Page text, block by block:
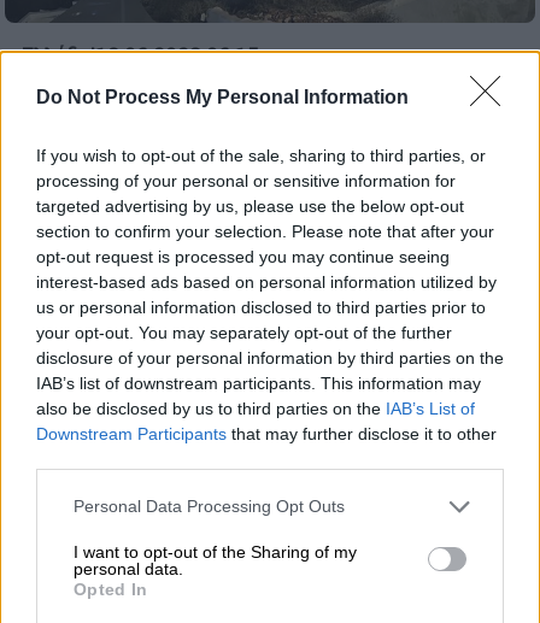
Do Not Process My Personal Information
If you wish to opt-out of the sale, sharing to third parties, or
processing of your personal or sensitive information for
targeted advertising by us, please use the below opt-out
section to confirm your selection. Please note that after your
opt-out request is processed you may continue seeing
interest-based ads based on personal information utilized by
us or personal information disclosed to third parties prior to
your opt-out. You may separately opt-out of the further
disclosure of your personal information by third parties on the
IAB’s list of downstream participants. This information may
also be disclosed by us to third parties on the IAB’s List of
Downstream Participants that may further disclose it to other
Please note that this website/app uses one or more Google
not limited to your visit or usage behaviour. You may click to
grant or deny consent to Google and its third-party tags to
use your data for below specified purposes in below Google
Personal Data Processing Opt Outs
I want to opt-out of the Sharing of my
personal data.
Opted In
Ελλάδα|18.06.2023 06:15
Υπό στενή παρακολούθηση το ηφαίστειο
και Δήμος Θήρας - Έγινε η δεύτερη
ωκεανογραφική αποστολή
Τα δεδομένα που καταγράφονται από τα
επιστημονικά όργανα στον κρατήρα του
ηφαιστείου θα εμπλουτίσουν τη βάση
δεδομένων της Πολιτικής Προστασίας του
Δήμου Θήρας και την κατασκευή
εξειδικευμένων χαρτών ηφαιστειακής
επικινδυνότητας